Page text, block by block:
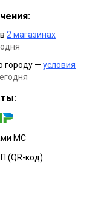
2 магазинах
городу — условия